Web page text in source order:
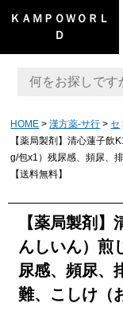
ＫＡＭＰＯＷＯＲＬ
Ｄ
HOME 漢方薬-サ行
セ
【薬局製剤】清心蓮子
g/包x1）残尿感、頻尿、
【送料無料】
【薬局製剤
んしいん）
尿感、頻尿、
難、こしけ（